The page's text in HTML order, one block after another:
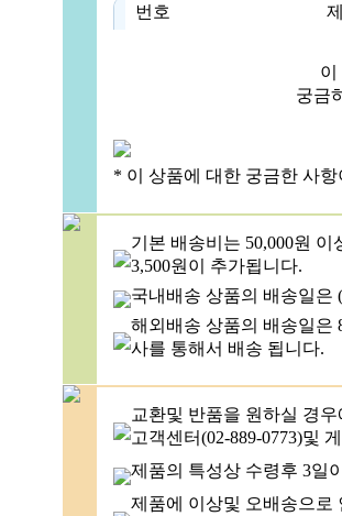
번호
이
궁금
* 이 상품에 대한 궁금한 사
기본 배송비는 50,000원
3,500원이 추가됩니다.
국내배송 상품의 배송일은
해외배송 상품의 배송일은
사를 통해서 배송 됩니다.
교환및 반품을 원하실 경
고객센터(02-889-0773)및
제품의 특성상 수령후 3일
제품에 이상및 오배송으로